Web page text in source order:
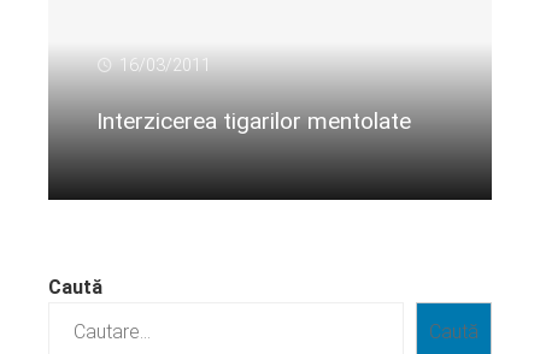
16/03/2011
Interzicerea tigarilor mentolate
Caută
Caută